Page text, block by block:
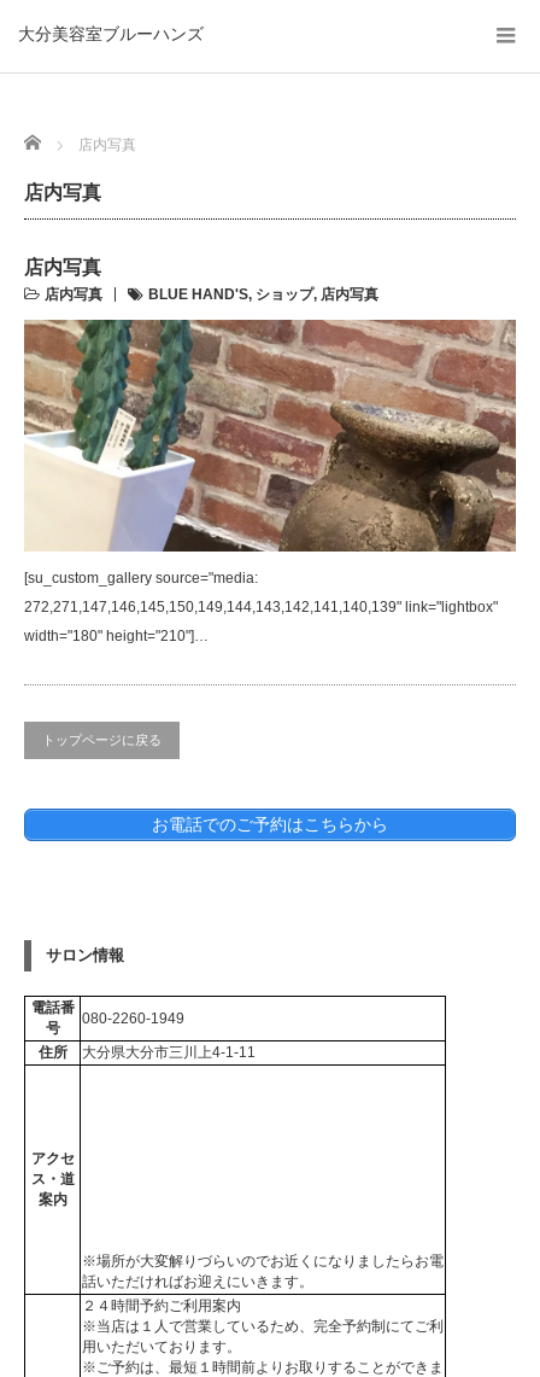
大分美容室ブルーハンズ
Home 店内写真
店内写真
店内写真
店内写真 BLUE HAND'S, ショップ, 店内写真
[su_custom_gallery source="media:
272,271,147,146,145,150,149,144,143,142,141,140,139" link="lightbox"
width="180" height="210"]…
トップページに戻る
お電話でのご予約はこちらから
サロン情報
電話番
号
080-2260-1949
住所
大分県大分市三川上4-1-11
アクセ
ス・道
案内
※場所が大変解りづらいのでお近くになりましたらお電
話いただければお迎えにいきます。
２４時間予約ご利用案内
※当店は１人で営業しているため、完全予約制にてご利
用いただいております。
※ご予約は、最短１時間前よりお取りすることができま